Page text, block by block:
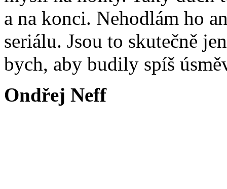
a na konci. Nehodlám ho
seriálu. Jsou to skutečně
bych, aby budily spíš
Ondřej Neff